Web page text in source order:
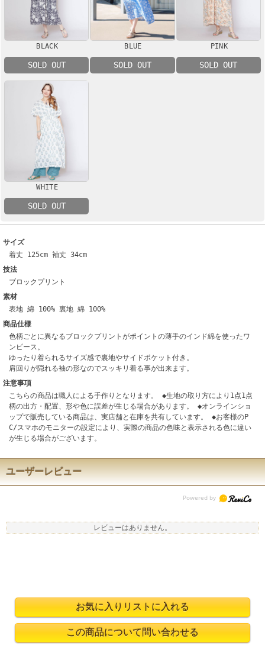
BLACK
SOLD OUT
BLUE
SOLD OUT
PINK
SOLD OUT
WHITE
SOLD OUT
サイズ
着丈 125cm 袖丈 34cm
技法
ブロックプリント
素材
表地 綿 100% 裏地 綿 100%
商品仕様
色柄ごとに異なるブロックプリントがポイントの薄手のインド綿を使ったワ
ンピース。
ゆったり着られるサイズ感で裏地やサイドポケット付き。
肩回りが隠れる袖の形なのでスッキリ着る事が出来ます。
注意事項
こちらの商品は職人による手作りとなります。 ◆生地の取り方により1点1点
柄の出方・配置、形や色に誤差が生じる場合があります。 ◆オンラインショ
ップで販売している商品は、実店舗と在庫を共有しています。 ◆お客様のP
C/スマホのモニターの設定により、実際の商品の色味と表示される色に違い
が生じる場合がございます。
ユーザーレビュー
レビューはありません。